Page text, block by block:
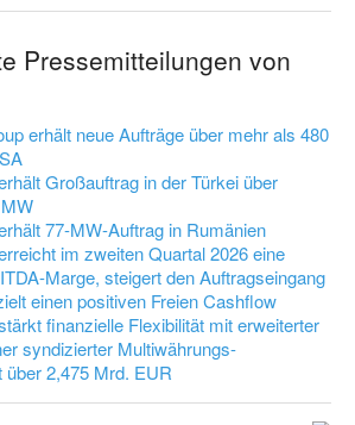
Pressemitteilungen von
erhält neue Aufträge über mehr als 480
Großauftrag in der Türkei über
77-MW-Auftrag in Rumänien
im zweiten Quartal 2026 eine
Marge, steigert den Auftragseingang
einen positiven Freien Cashflow
finanzielle Flexibilität mit erweiterter
syndizierter Multiwährungs-
über 2,475 Mrd. EUR